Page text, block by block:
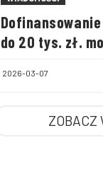
do 20 tys. zł.
2026-03-07
ZOBACZ